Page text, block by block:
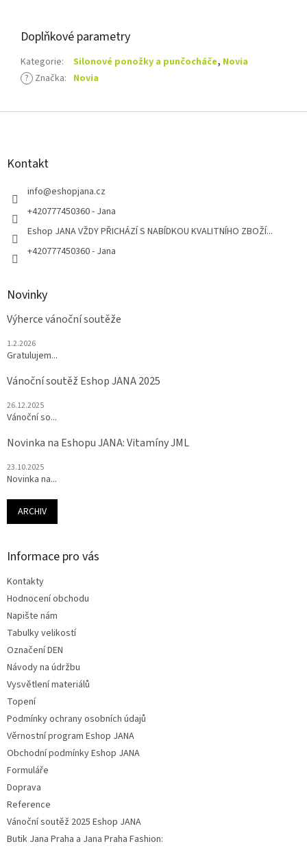
Doplňkové parametry
Kategorie: Silonové ponožky a punčocháče, Novia
? Značka: Novia
Z
Kontakt
info@eshopjana.cz
+420777450360 - Jana
Eshop JANA VŽDY PŘICHÁZÍ S NABÍDKOU KVALITNÍHO ZBOŽÍ...
+420777450360 - Jana
Novinky
Výherce vánoční soutěže
1.2.2026
Gratulujem...
Vánoční soutěž Eshop JANA 2025
26.12.2025
Vánoční so...
Novinka na Eshopu JANA: Vitamíny JML
23.10.2025
Novinka na...
ARCHIV
Informace pro vás
Kontakty
Hodnocení obchodu
Napište nám
Tabulky velikostí
Označení DEN
Návody na údržbu
Vysvětlení materiálů
Topení
Podmínky ochrany osobních údajů
Věrnostní program Eshop JANA
Obchodní podmínky Eshop JANA
Formuláře
Doprava
Reference
Vánoční soutěž 2025 Eshop JANA
Butik Jana Praha a Jana Praha Fashion: